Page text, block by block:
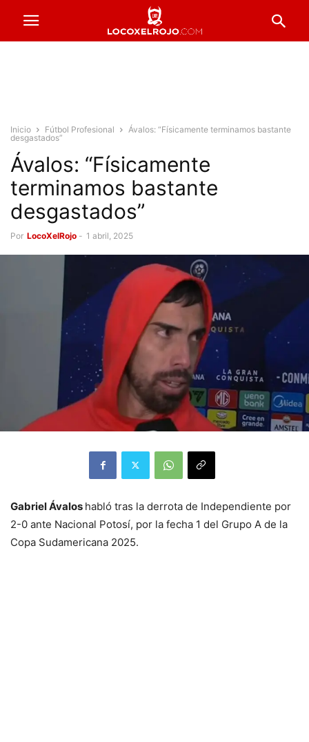
Inicio Fútbol Profesional
Ávalos: “Físicamente terminamos bastante
desgastados”
Ávalos: “Físicamente
terminamos bastante
desgastados”
Por LocoXelRojo - 1 abril, 2025
Gabriel Ávalos habló tras la derrota de Independiente por
2-0 ante Nacional Potosí, por la fecha 1 del Grupo A de la
Copa Sudamericana 2025.